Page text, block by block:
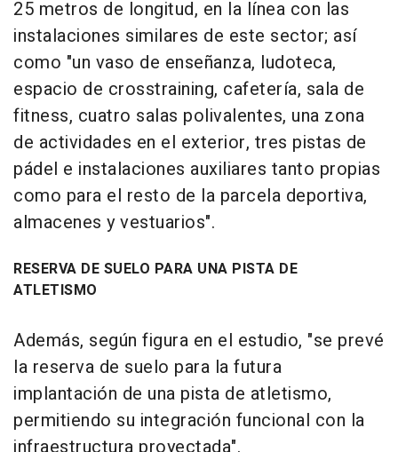
25 metros de longitud, en la línea con las
instalaciones similares de este sector; así
como "un vaso de enseñanza, ludoteca,
espacio de crosstraining, cafetería, sala de
fitness, cuatro salas polivalentes, una zona
de actividades en el exterior, tres pistas de
pádel e instalaciones auxiliares tanto propias
como para el resto de la parcela deportiva,
almacenes y vestuarios".
RESERVA DE SUELO PARA UNA PISTA DE
ATLETISMO
Además, según figura en el estudio, "se prevé
la reserva de suelo para la futura
implantación de una pista de atletismo,
permitiendo su integración funcional con la
infraestructura proyectada".